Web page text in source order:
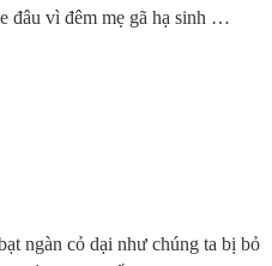
đâu vì đêm mẹ gã hạ sinh …
ngàn cỏ dại như chúng ta bị bỏ